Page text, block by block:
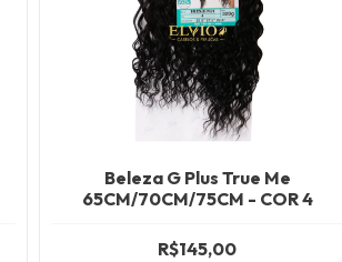
Beleza G Plus True Me
65CM/70CM/75CM - COR 4
R$145,00